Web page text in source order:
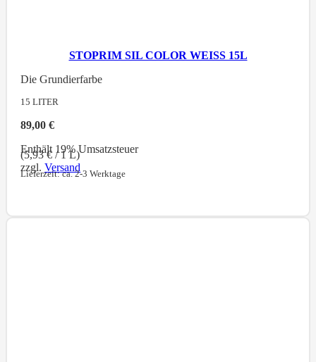
STOPRIM SIL COLOR WEISS 15L
Die Grundierfarbe
15 LITER
89,00€
Enthält 19% Umsatzsteuer
(5,93€/ 1 L)
zzgl.Versand
Lieferzeit: ca. 2-3 Werktage